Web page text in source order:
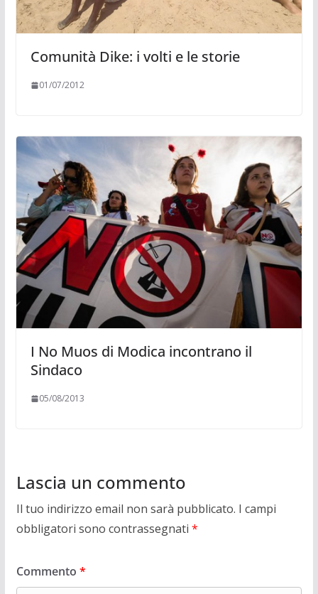
Comunità Dike: i volti e le storie
01/07/2012
I No Muos di Modica incontrano il
Sindaco
05/08/2013
Lascia un commento
Il tuo indirizzo email non sarà pubblicato. I campi
obbligatori sono contrassegnati *
Commento *